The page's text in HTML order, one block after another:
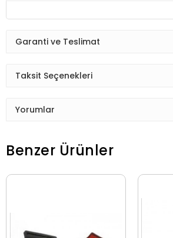
Garanti ve Teslimat
Taksit Seçenekleri
Yorumlar
Benzer Ürünler